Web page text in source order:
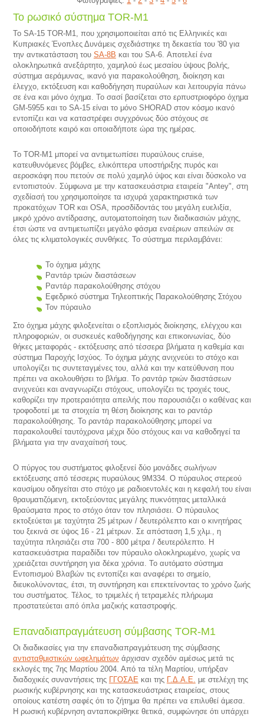
Το ρωσικό σύστημα TOR-M1
Το SA-15 TOR-M1, που χρησιμοποιείται από τις Ελληνικές και
Κυπριακές Ένοπλες Δυνάμεις σχεδιάστηκε τη δεκαετία του '80 για
την αντικατάσταση του SA-8B και του SA-6. Αποτελεί ένα
ολοκληρωτικά ανεξάρτητο, χαμηλού έως μεσαίου ύψους βολής,
σύστημα αεράμυνας, ικανό για παρακολούθηση, διοίκηση και
έλεγχο, εκτόξευση και καθοδήγηση πυραύλων και λειτουργία πάνω
σε ένα και μόνο όχημα. Το σασί βασίζεται στο ερπυστριοφόρο όχημα
GM-5955 και το SA-15 είναι το μόνο SHORAD στον κόσμο ικανό
εντοπίζει και να καταστρέφει συγχρόνως δύο στόχους σε
οποιοδήποτε καιρό και οποιαδήποτε ώρα της ημέρας.
Το TOR-M1 μπορεί να αντιμετωπίσει πυραύλους cruise,
κατευθυνόμενες βόμβες, ελικόπτερα υποστήριξης πυρός και
αεροσκάφη που πετούν σε πολύ χαμηλό ύψος και είναι δύσκολο να
εντοπιστούν. Σύμφωνα με την κατασκευάστρια εταιρεία "Antey", στη
σχεδίασή του χρησιμοποίησε τα ισχυρά χαρακτηριστικά των
προκατόχων TOR και OSA, προσδίδοντάς του μεγάλη ευελιξία,
μικρό χρόνο αντίδρασης, αυτοματοποίηση των διαδικασιών μάχης,
έτσι ώστε να αντιμετωπίζει μεγάλο φάσμα εναέριων απειλών σε
όλες τις κλιματολογικές συνθήκες. Το σύστημα περιλαμβάνει:
Το όχημα μάχης
Ραντάρ τριών διαστάσεων
Ραντάρ παρακολούθησης στόχου
Εφεδρικό σύστημα Τηλεοπτικής Παρακολούθησης Στόχου
Τον πύραυλο
Στο όχημα μάχης φιλοξενείται ο εξοπλισμός διοίκησης, ελέγχου και
πληροφοριών, οι συσκευές καθοδήγησης και επικοινωνίας, δύο
θήκες μεταφοράς - εκτόξευσης από τέσσερα βλήματα η καθεμία και
σύστημα Παροχής Ισχύος. Το όχημα μάχης ανιχνεύει το στόχο και
υπολογίζει τις συντεταγμένες του, αλλά και την κατεύθυνση που
πρέπει να ακολουθήσει το βλήμα. Το ραντάρ τριών διαστάσεων
ανιχνεύει και αναγνωρίζει στόχους, υπολογίζει τις τροχιές τους,
καθορίζει την προτεραιότητα απειλής που παρουσιάζει ο καθένας και
τροφοδοτεί με τα στοιχεία τη θέση διοίκησης και το ραντάρ
παρακολούθησης. Το ραντάρ παρακολούθησης μπορεί να
παρακολουθεί ταυτόχρονα μέχρι δύο στόχους και να καθοδηγεί τα
βλήματα για την αναχαίτισή τους.
Ο πύργος του συστήματος φιλοξενεί δύο μονάδες σωλήνων
εκτόξευσης από τέσσερις πυραύλους 9Μ334. Ο πύραυλος στερεού
καυσίμου οδηγείται στο στόχο με ραδιοεντολές και η κεφαλή του είναι
θραυματιζόμενη, εκτοξεύοντας μεγάλης πυκνότητας μεταλλικά
θραύσματα προς το στόχο όταν τον πλησιάσει. Ο πύραυλος
εκτοξεύεται με ταχύτητα 25 μέτρων / δευτερόλεπτο και ο κινητήρας
του ξεκινά σε ύψος 16 - 21 μέτρων. Σε απόσταση 1,5 χλμ., η
ταχύτητα πλησιάζει στα 700 - 800 μέτρα / δευτερόλεπτο. Η
κατασκευάστρια παραδίδει τον πύραυλο ολοκληρωμένο, χωρίς να
χρειάζεται συντήρηση για δέκα χρόνια. Το αυτόματο σύστημα
Εντοπισμού Βλαβών τις εντοπίζει και αναφέρει το σημείο,
διευκολύνοντας, έτσι, τη συντήρηση και επεκτείνοντας το χρόνο ζωής
του συστήματος. Τέλος, το τριμελές ή τετραμελές πλήρωμα
προστατεύεται από όπλα μαζικής καταστροφής.
Επαναδιαπραγμάτευση σύμβασης TOR-M1
Οι διαδικασίες για την επαναδιαπραγμάτευση της σύμβασης
αντισταθμιστικών ωφελημάτων άρχισαν σχεδόν αμέσως μετά τις
εκλογές της 7ης Μαρτίου 2004. Από τα τέλη Μαρτίου, υπήρξαν
διαδοχικές συναντήσεις της ΓΓΟΣΑΕ και της Γ.Δ.Α.Ε. με στελέχη της
ρωσικής κυβέρνησης και της κατασκευάστριας εταιρείας, στους
οποίους κατέστη σαφές ότι το ζήτημα θα πρέπει να επιλυθεί άμεσα.
Η ρωσική κυβέρνηση ανταποκρίθηκε θετικά, συμφώνησε ότι υπάρχει